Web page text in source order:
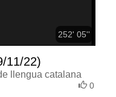
252' 05''
11/22)
llengua catalana
0